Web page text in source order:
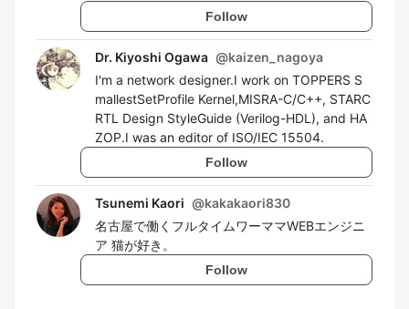
Follow
Dr. Kiyoshi Ogawa @kaizen_nagoya
I'm a network designer.I work on TOPPERS S
mallestSetProfile Kernel,MISRA-C/C++, STARC
RTL Design StyleGuide (Verilog-HDL), and HA
ZOP.I was an editor of ISO/IEC 15504.
Follow
Tsunemi Kaori @kakakaori830
名古屋で働くフルタイムワーママWEBエンジニ
ア 猫が好き。
Follow